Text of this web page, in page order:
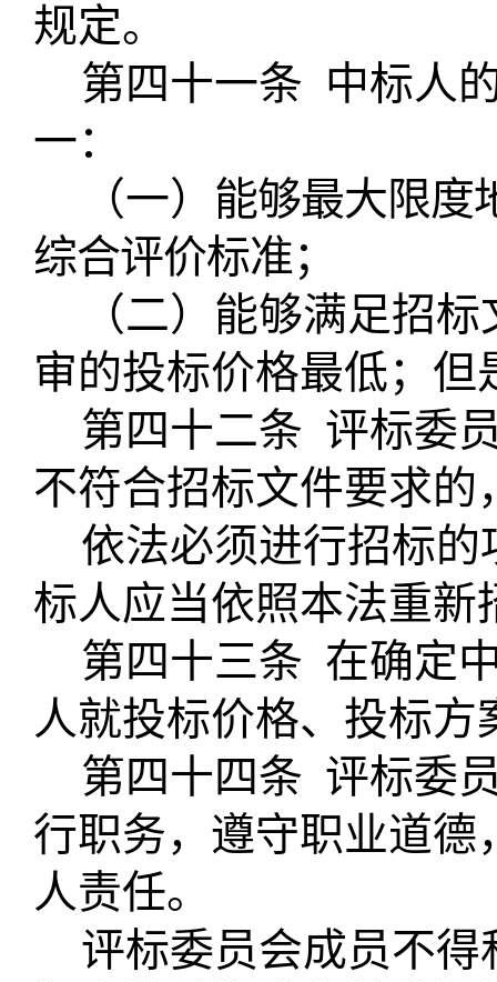
规定。
第四十一条 中标人
一：
（一） 能够最大限度
综合评价标准；
（二）能够满足招
审的投标价格最低；
第四十二条 评标委
不符合招标文件要求
依法必须进行招标
标人应当依照本法重新
第四十三条 在确定
人就投标价格、投标
第四十四条 评标委
行职务，遵守职业道
人责任。
评标委员会成员不